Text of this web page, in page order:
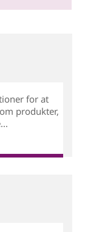
for at
produkter,